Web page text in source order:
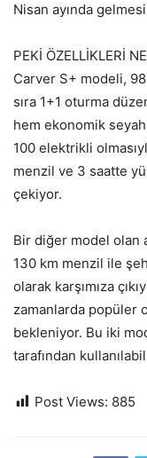
Nisan ayında
PEKİ ÖZELLİKLERİ
Carver S+ modeli, 98
sıra 1+1 oturma
hem ekonomik
100 elektrikli
menzil ve 3 saatte
çekiyor.
Bir diğer model olan
130 km menzil ile
olarak karşımıza
zamanlarda popüler
bekleniyor. Bu iki
tarafından
Post Views: 885